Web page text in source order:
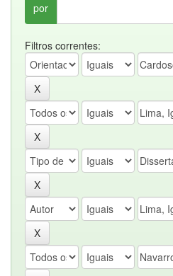
por
Filtros correntes: